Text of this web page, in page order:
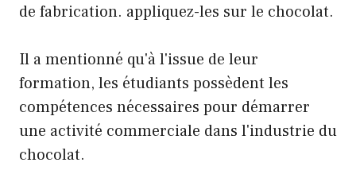
de fabrication. appliquez-les sur le chocolat.
Il a mentionné qu'à l'issue de leur
formation, les étudiants possèdent les
compétences nécessaires pour démarrer
une activité commerciale dans l'industrie du
chocolat.